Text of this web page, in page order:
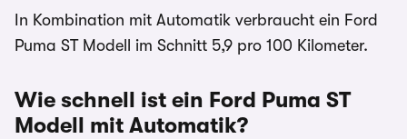
In Kombination mit Automatik verbraucht ein Ford
Puma ST Modell im Schnitt 5,9 pro 100 Kilometer.
Wie schnell ist ein Ford Puma ST
Modell mit Automatik?